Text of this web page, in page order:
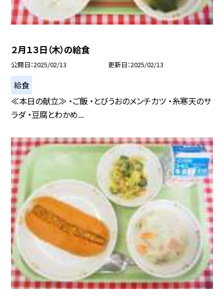
２月１３日（木）の給食
公開日 2025/02/13 更新日 2025/02/13
給食
≪本日の献立≫ ・ご飯 ・とびうおのメンチカツ ・糸寒天のサ
ラダ ・豆腐とわかめ...